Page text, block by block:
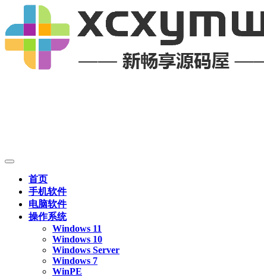
首页
手机软件
电脑软件
操作系统
Windows 11
Windows 10
Windows Server
Windows 7
WinPE